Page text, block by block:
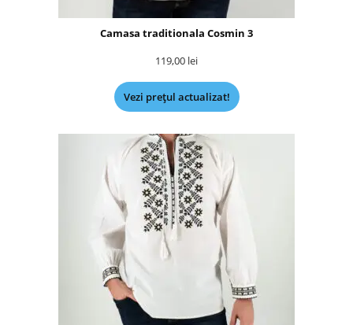
Camasa traditionala Cosmin 3
119,00 lei
Vezi prețul actualizat!